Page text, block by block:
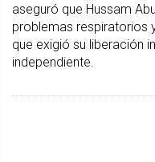
aseguró que Hussam
problemas respiratorios
que exigió su liberación
independiente.